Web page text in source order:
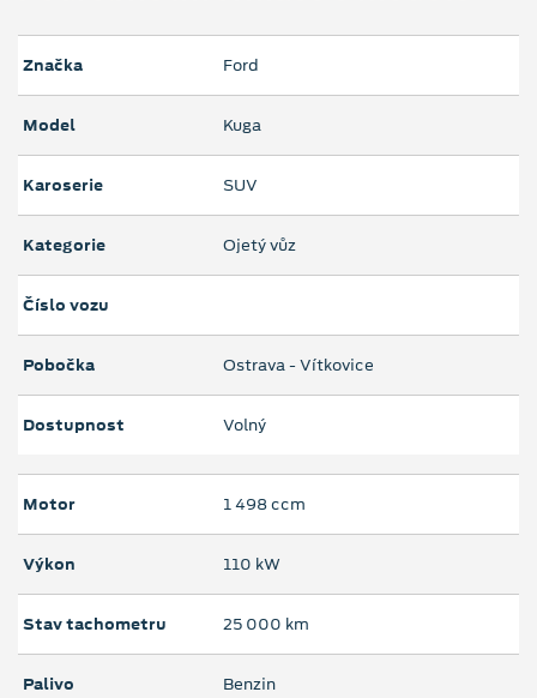
Značka Ford
Model Kuga
Karoserie SUV
Kategorie Ojetý vůz
Číslo vozu
Pobočka Ostrava - Vítkovice
Dostupnost Volný
Motor 1 498 ccm
Výkon 110 kW
Stav tachometru 25 000 km
Palivo Benzin